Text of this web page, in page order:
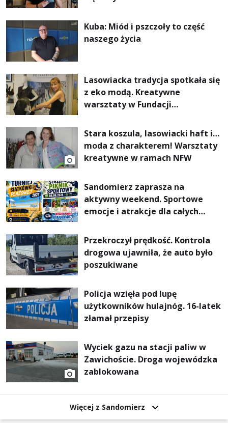
Kuba: Miód i pszczoły to część
naszego życia
Lasowiacka tradycja spotkała się
z eko modą. Kreatywne
warsztaty w Fundacji
Stara koszula, lasowiacki haft i…
moda z charakterem! Warsztaty
kreatywne w ramach NFW
Sandomierz zaprasza na
aktywny weekend. Sportowe
emocje i atrakcje dla całych
Przekroczył prędkość. Kontrola
drogowa ujawniła, że auto było
poszukiwane
Policja wzięła pod lupę
użytkowników hulajnóg. 16-latek
złamał przepisy
Wyciek gazu na stacji paliw w
Zawichoście. Droga wojewódzka
zablokowana
Więcej z Sandomierz